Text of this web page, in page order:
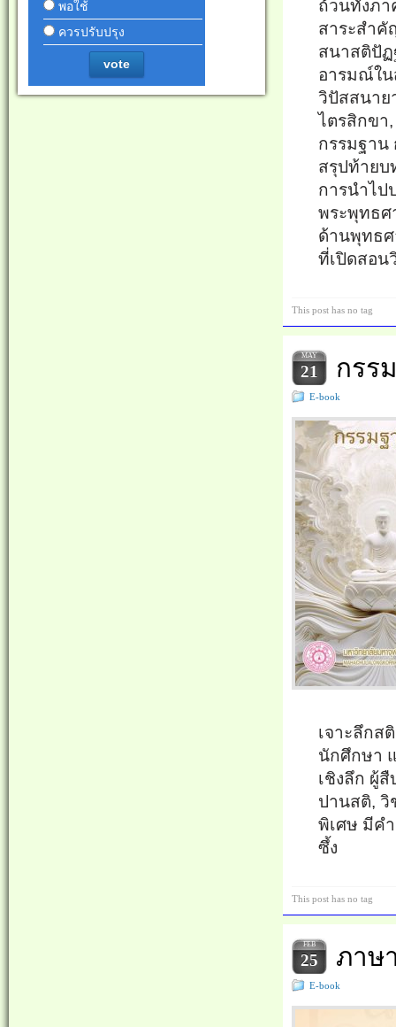
พอใช้
ควรปรับปรุง
vote
ถ้วนทั้งภา
สาระสำคั
สนาสติปัฏ
อารมณ์ใน
วิปัสสนาย
ไตรสิกขา
กรรมฐา
สรุปท้ายบ
การนำไป
พระพุทธศ
ด้านพุทธ
ที่เปิดสอน
This post has no tag
MAY
21 กรร
E-book
เจาะลึกส
นักศึกษา
เชิงลึก ผู้
ปานสติ, วิ
พิเศษ มีค
ซึ้ง
This post has no tag
FEB
25 ภาษ
E-book